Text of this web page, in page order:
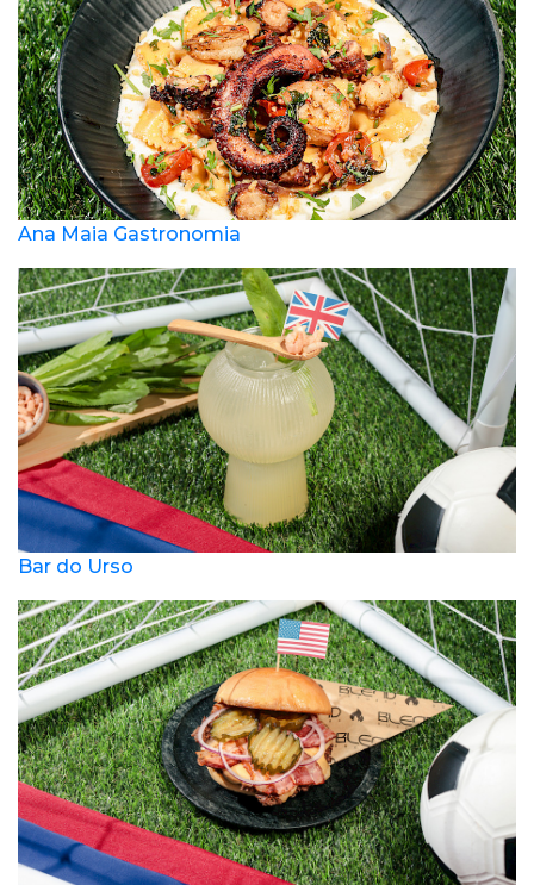
Ana Maia Gastronomia
Bar do Urso